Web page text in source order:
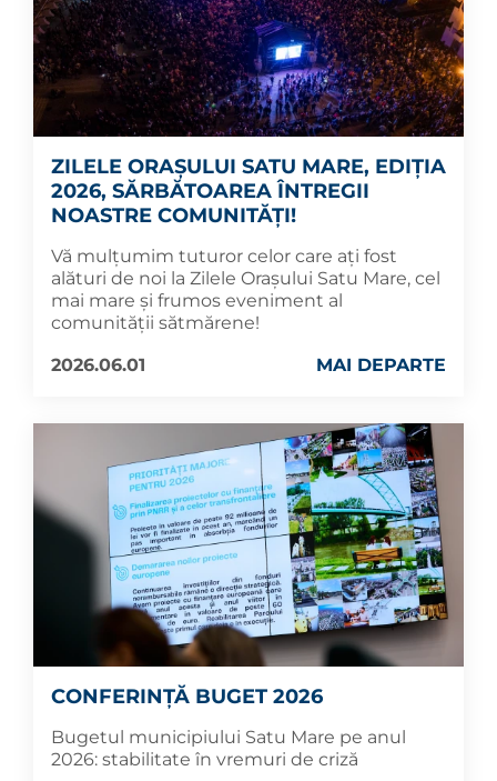
ZILELE ORAȘULUI SATU MARE, EDIȚIA
2026, SĂRBĂTOAREA ÎNTREGII
NOASTRE COMUNITĂȚI!
Vă mulțumim tuturor celor care ați fost
alături de noi la Zilele Orașului Satu Mare, cel
mai mare și frumos eveniment al
comunității sătmărene!
2026.06.01
MAI DEPARTE
CONFERINȚĂ BUGET 2026
Bugetul municipiului Satu Mare pe anul
2026: stabilitate în vremuri de criză